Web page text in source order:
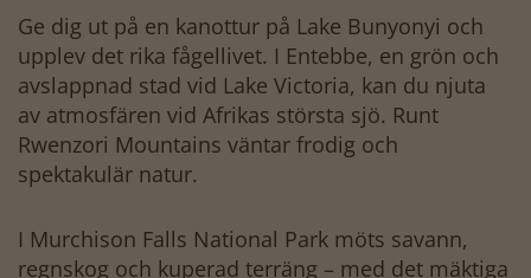
Ge dig ut på en kanottur på Lake Bunyonyi och
upplev det rika fågellivet. I Entebbe, en grön och
avslappnad stad vid Lake Victoria, kan du njuta
av atmosfären vid Afrikas största sjö. Runt
Rwenzori Mountains väntar frodig och
spektakulär natur.
I Murchison Falls National Park möts savann,
regnskog och kuperad terräng – med det mäktiga